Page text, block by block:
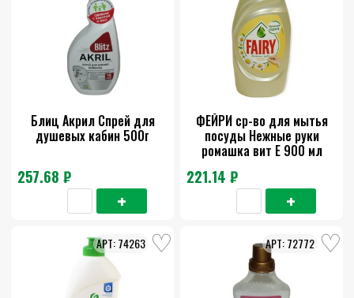
Блиц Акрил Спрей для
душевых кабин 500г
257.68 ₽
ФЕЙРИ ср-во для мытья
посуды Нежные руки
ромашка вит Е 900 мл
221.14 ₽
74263 72772